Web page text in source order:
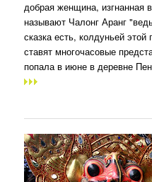
добрая женщина,
называют Чалонг Аранг
сказка есть, колдуньей
ставят многочасовые
попала в июне в деревне